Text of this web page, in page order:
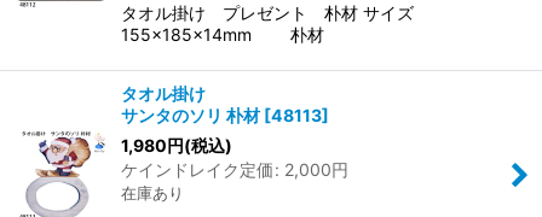
タオル掛け プレゼント 朴材 サイズ
155×185×14mm 朴材
タオル掛け
サンタのソリ 朴材 [48113]
1,980円(税込)
ケインドレイク定価: 2,000円
在庫あり